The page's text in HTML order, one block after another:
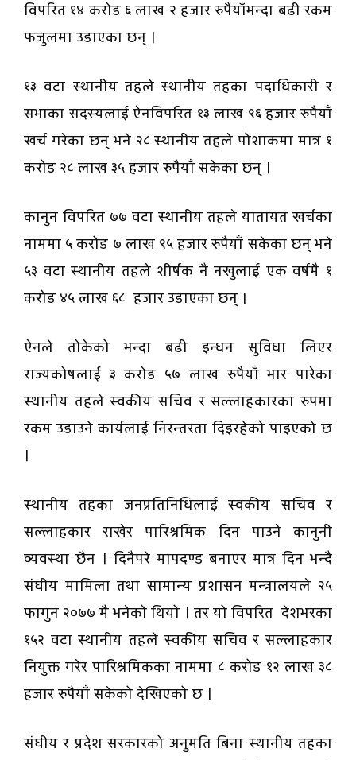
विपरित १४ करोड ६ लाख २ हजार रुपैयाँभन्दा बढी रकम
फजुलमा उडाएका छन् ।
१३ वटा स्थानीय तहले स्थानीय तहका पदाधिकारी र
सभाका सदस्यलाई ऐनविपरित १३ लाख ९६ हजार रुपैयाँ
खर्च गरेका छन् भने २८ स्थानीय तहले पोशाकमा मात्र १
करोड २८ लाख ३५ हजार रुपैयाँ सकेका छन् ।
कानुन विपरित ७७ वटा स्थानीय तहले यातायत खर्चका
नाममा ५ करोड ७ लाख ९५ हजार रुपैयाँ सकेका छन् भने
५३ वटा स्थानीय तहले शीर्षक नै नखुलाई एक वर्षमै १
करोड ४५ लाख ६८ हजार उडाएका छन् ।
ऐनले तोकेको भन्दा बढी इन्धन सुविधा लिएर
राज्यकोषलाई ३ करोड ५७ लाख रुपैयाँ भार पारेका
स्थानीय तहले स्वकीय सचिव र सल्लाहकारका रुपमा
रकम उडाउने कार्यलाई निरन्तरता दिइरहेको पाइएको छ
।
स्थानीय तहका जनप्रतिनिधिलाई स्वकीय सचिव र
सल्लाहकार राखेर पारिश्रमिक दिन पाउने कानुनी
व्यवस्था छैन । दिनैपरे मापदण्ड बनाएर मात्र दिन भन्दै
संघीय मामिला तथा सामान्य प्रशासन मन्त्रालयले २५
फागुन २०७७ मै भनेको थियो । तर यो विपरित देशभरका
१५२ वटा स्थानीय तहले स्वकीय सचिव र सल्लाहकार
नियुक्त गरेर पारिश्रमिकका नाममा ८ करोड १२ लाख ३८
हजार रुपैयाँ सकेको देखिएको छ ।
संघीय र प्रदेश सरकारको अनुमति बिना स्थानीय तहका